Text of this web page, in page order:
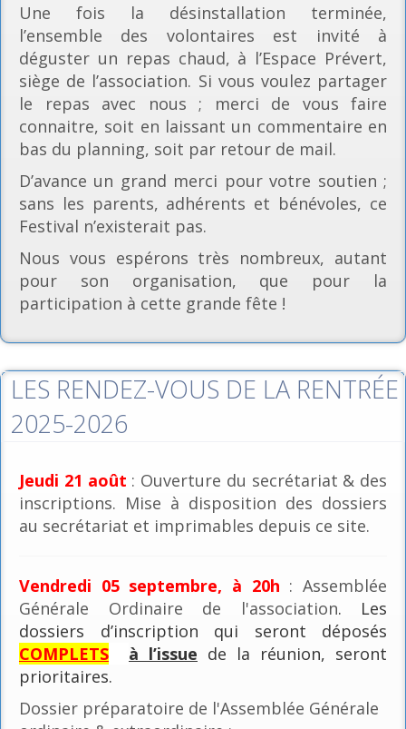
Une fois la désinstallation terminée,
l’ensemble des volontaires est invité à
déguster un repas chaud, à l’Espace Prévert,
siège de l’association. Si vous voulez partager
le repas avec nous ; merci de vous faire
connaitre, soit en laissant un commentaire en
bas du planning, soit par retour de mail.
D’avance un grand merci pour votre soutien ;
sans les parents, adhérents et bénévoles, ce
Festival n’existerait pas.
Nous vous espérons très nombreux, autant
pour son organisation, que pour la
participation à cette grande fête !
LES RENDEZ-VOUS DE LA RENTRÉE
2025-2026
Jeudi 21 août : Ouverture du secrétariat & des
inscriptions. Mise à disposition des dossiers
au secrétariat et imprimables depuis ce site.
Vendredi 05 septembre, à 20h : Assemblée
Générale Ordinaire de l'association. Les
dossiers d’inscription qui seront déposés
COMPLETS
à l’issue de la réunion, seront
prioritaires.
Dossier préparatoire de l'Assemblée Générale